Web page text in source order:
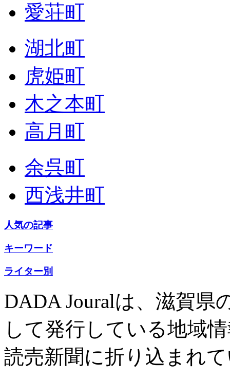
愛荘町
湖北町
虎姫町
木之本町
高月町
余呉町
西浅井町
人気の記事
キーワード
ライター別
DADA Jouralは、滋賀県
して発行している地域
読売新聞に折り込まれ